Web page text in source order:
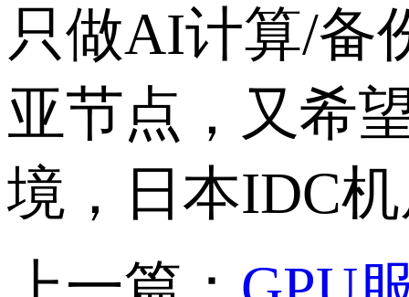
只做AI计算/备
亚节点，又希
境，日本IDC